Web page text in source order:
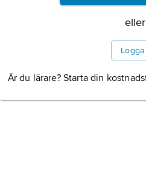
Information om
eller
Är du lärare? Starta din